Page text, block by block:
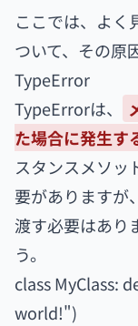
ここでは、よ
ついて、その原
TypeError
TypeErrorは、
た場合に発生す
スタンスメソッ
要がありますが
渡す必要はあり
う。
class MyClass:
world!")